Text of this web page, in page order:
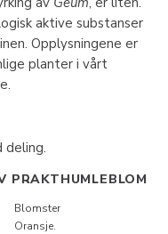
aktive substanser
Opplysningene er
planter i vårt
deling.
PRAKTHUMLEBLOM
Blomster
Oransje.